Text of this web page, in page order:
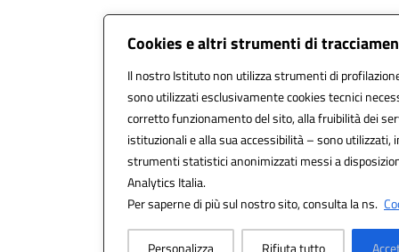
Cookies e altri strumenti di
Il nostro Istituto non utilizza strumenti di
sono utilizzati esclusivamente cookies tecnici
corretto funzionamento del sito, alla fruibilità dei
istituzionali e alla sua accessibilità – sono utilizzati,
strumenti statistici anonimizzati messi a
Analytics Italia.
Per saperne di più sul nostro sito, consulta la ns.
Personalizza Rifiuta tutto